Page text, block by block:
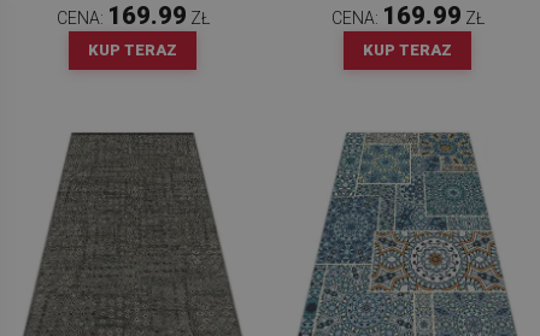
CENA: 169.99 ZŁ
KUP TERAZ
CENA: 169.99 ZŁ
KUP TERAZ